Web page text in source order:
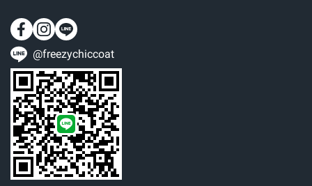
@freezychiccoat